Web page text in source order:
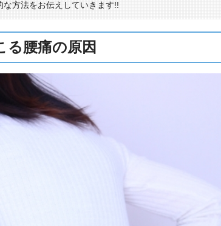
方法をお伝えしていきます!!
る腰痛の原因